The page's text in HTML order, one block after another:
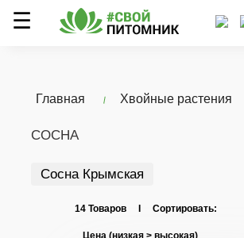
Главная Хвойные растения
СОСНА
Сосна Крымская
14 Товаров I Сортировать: